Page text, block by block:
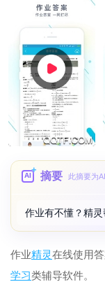
AI 摘要 此摘要为
作业有不懂？精灵
作业精灵在线使用
学习类辅导软件。